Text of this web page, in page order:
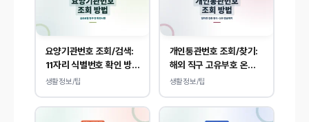
요양기관번호 조회/검색:
11자리 식별번호 확인 방법
안내
생활정보/팁
개인통관번호 조회/찾기:
해외 직구 고유부호 온라
인 확인, 발급 방법
생활정보/팁